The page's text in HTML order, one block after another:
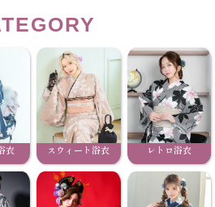
衣 スウィート浴衣 レトロ浴衣